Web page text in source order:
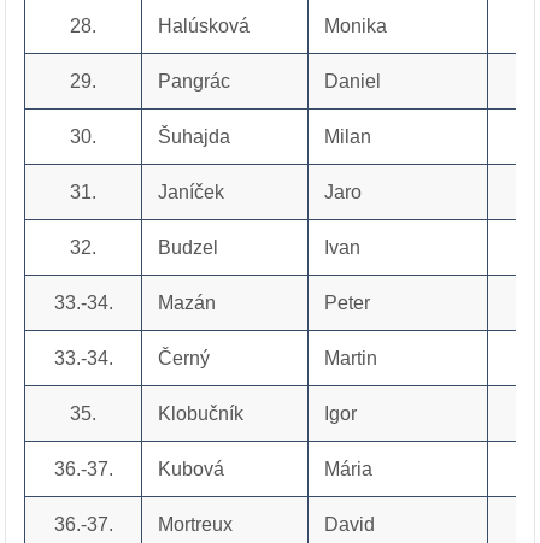
28. Halúsková Monika
29. Pangrác Daniel
30. Šuhajda Milan
31. Janíček Jaro
32. Budzel Ivan
33.-34. Mazán Peter
33.-34. Černý Martin
35. Klobučník Igor
36.-37. Kubová Mária
36.-37. Mortreux David